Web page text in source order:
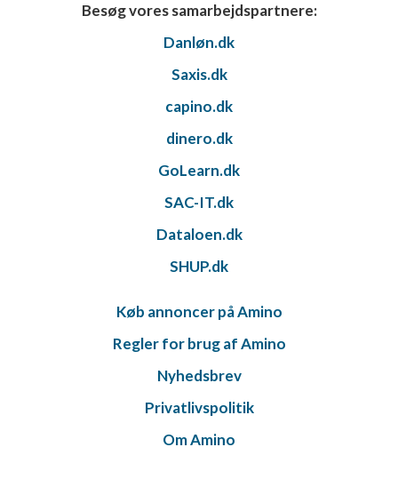
Besøg vores samarbejdspartnere:
Danløn.dk
Saxis.dk
capino.dk
dinero.dk
GoLearn.dk
SAC-IT.dk
Dataloen.dk
SHUP.dk
Køb annoncer på Amino
Regler for brug af Amino
Nyhedsbrev
Privatlivspolitik
Om Amino